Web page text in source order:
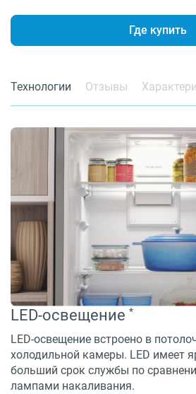
Где купить
Технологии Отзывы
LED-освещение *
LED-освещение встроено в
холодильной камеры. LED имеет
больший срок службы по
лампами накаливания.